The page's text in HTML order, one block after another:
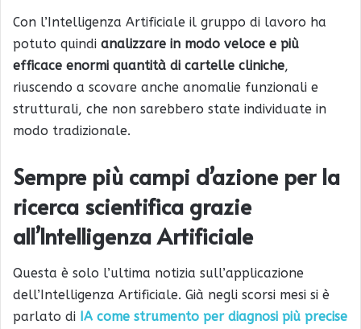
Con l’Intelligenza Artificiale il gruppo di lavoro ha
potuto quindi analizzare in modo veloce e più
efficace enormi quantità di cartelle cliniche,
riuscendo a scovare anche anomalie funzionali e
strutturali, che non sarebbero state individuate in
modo tradizionale.
Sempre più campi d’azione per la
ricerca scientifica grazie
all’Intelligenza Artificiale
Questa è solo l’ultima notizia sull’applicazione
dell’Intelligenza Artificiale. Già negli scorsi mesi si è
parlato di IA come strumento per diagnosi più precise